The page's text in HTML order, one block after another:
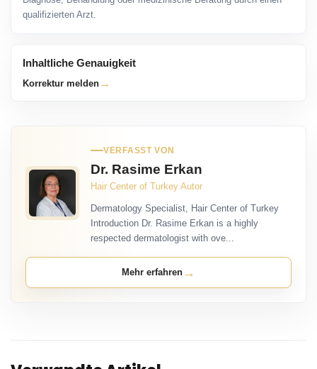
qualifizierten Arzt.
Inhaltliche Genauigkeit
Korrektur melden →
VERFASST VON
Dr. Rasime Erkan
Hair Center of Turkey Autor
Dermatology Specialist, Hair Center of Turkey
Introduction Dr. Rasime Erkan is a highly
respected dermatologist with ove...
Mehr erfahren →